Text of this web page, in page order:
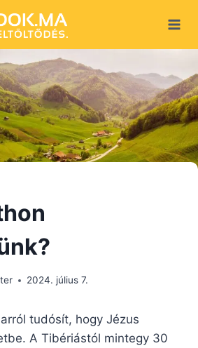
2024. július 7.
tudósít, hogy Jézus
A Tibériástól mintegy 30